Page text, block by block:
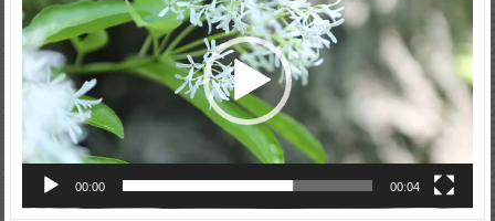
00:00 00:04